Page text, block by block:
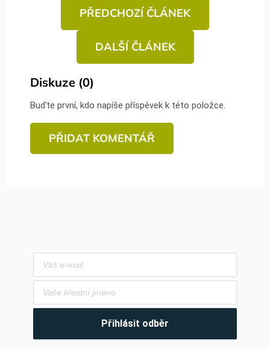
PŘEDCHOZÍ ČLÁNEK
DALŠÍ ČLÁNEK
Diskuze (0)
Buďte první, kdo napíše příspěvek k této položce.
PŘIDAT KOMENTÁŘ
Přihlásit odběr